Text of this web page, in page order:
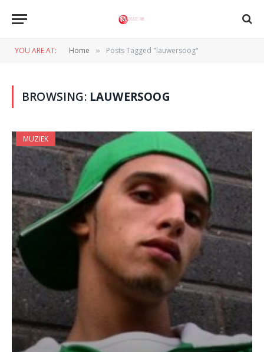
YOU ARE AT: Home » Posts Tagged "lauwersoog"
BROWSING: LAUWERSOOG
MUZIEK